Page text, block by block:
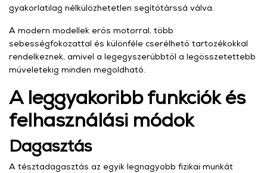
gyakorlatilag nélkülözhetetlen segítőtárssá válva.
A modern modellek erős motorral, több
sebességfokozattal és különféle cserélhető tartozékokkal
rendelkeznek, amivel a legegyszerűbbtől a legösszetettebb
műveletekig minden megoldható.
A leggyakoribb funkciók és
felhasználási módok
Dagasztás
A tésztadagasztás az egyik legnagyobb fizikai munkát